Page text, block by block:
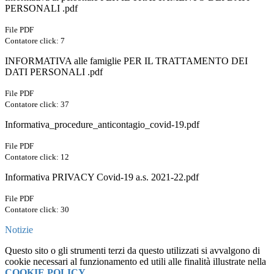
PERSONALI .pdf
File PDF
Contatore click: 7
INFORMATIVA alle famiglie PER IL TRATTAMENTO DEI
DATI PERSONALI .pdf
File PDF
Contatore click: 37
Informativa_procedure_anticontagio_covid-19.pdf
File PDF
Contatore click: 12
Informativa PRIVACY Covid-19 a.s. 2021-22.pdf
File PDF
Contatore click: 30
Notizie
Questo sito o gli strumenti terzi da questo utilizzati si avvalgono di
cookie necessari al funzionamento ed utili alle finalità illustrate nella